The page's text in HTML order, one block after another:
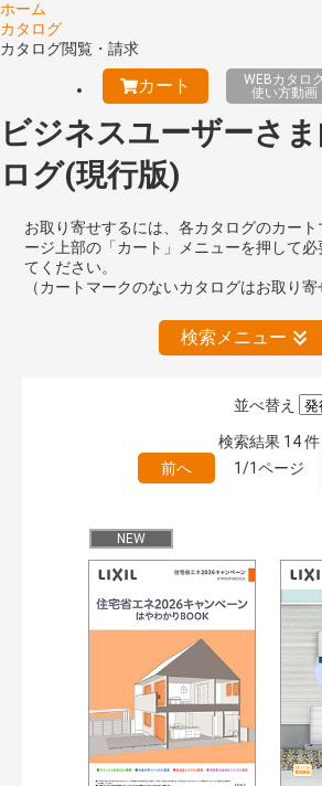
ホーム
カタログ
カタログ閲覧・請求
カート
WEBカタロ
使い方動画
ビジネスユーザーさ
ログ(現行版)
お取り寄せするには、各カタログのカー
ージ上部の「カート」メニューを押して
てください。
（カートマークのないカタログはお取り寄
検索メニュー
旧版（WEB
キーワード検索（あいまい）
おすすめハッシュタグ
まずはここから（36）
施工イメー
リフォームおすすめ（59）
省エネ住宅関
補助金・優遇制度を知る（5）
カタログ一
窓・シャッター（3）
玄関ドア・
インテリア建材（1）
エクステリ
キッチン（1）
浴室（1）
並べ替え
検索結果 14件
前へ
1/1ページ
NEW